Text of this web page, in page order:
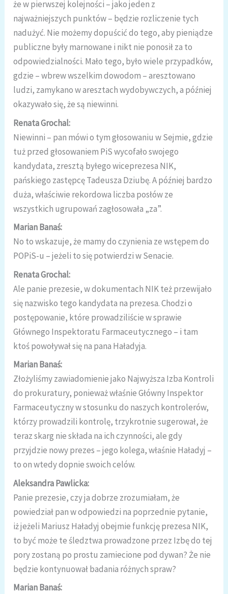
że w pierwszej kolejności – jako jeden z
najważniejszych punktów – będzie rozliczenie tych
nadużyć. Nie możemy dopuścić do tego, aby pieniądze
publiczne były marnowane i nikt nie ponosił za to
odpowiedzialności. Mało tego, było wiele przypadków,
gdzie – wbrew wszelkim dowodom – aresztowano
ludzi, zamykano w aresztach wydobywczych, a później
okazywało się, że są niewinni.
Renata Grochal:
Niewinni – pan mówi o tym głosowaniu w Sejmie, gdzie
tuż przed głosowaniem PiS wycofało swojego
kandydata, zresztą byłego wiceprezesa NIK,
pańskiego zastępcę Tadeusza Dziubę. A później bardzo
duża, właściwie rekordowa liczba posłów ze
wszystkich ugrupowań zagłosowała „za”.
Marian Banaś:
No to wskazuje, że mamy do czynienia ze wstępem do
POPiS-u – jeżeli to się potwierdzi w Senacie.
Renata Grochal:
Ale panie prezesie, w dokumentach NIK też przewijało
się nazwisko tego kandydata na prezesa. Chodzi o
postępowanie, które prowadziliście w sprawie
Głównego Inspektoratu Farmaceutycznego – i tam
ktoś powoływał się na pana Haładyja.
Marian Banaś:
Złożyliśmy zawiadomienie jako Najwyższa Izba Kontroli
do prokuratury, ponieważ właśnie Główny Inspektor
Farmaceutyczny w stosunku do naszych kontrolerów,
którzy prowadzili kontrolę, trzykrotnie sugerował, że
teraz skarg nie składa na ich czynności, ale gdy
przyjdzie nowy prezes – jego kolega, właśnie Haładyj –
to on wtedy dopnie swoich celów.
Aleksandra Pawlicka:
Panie prezesie, czy ja dobrze zrozumiałam, że
powiedział pan w odpowiedzi na poprzednie pytanie,
iż jeżeli Mariusz Haładyj obejmie funkcję prezesa NIK,
to być może te śledztwa prowadzone przez Izbę do tej
pory zostaną po prostu zamiecione pod dywan? Że nie
będzie kontynuował badania różnych spraw?
Marian Banaś: